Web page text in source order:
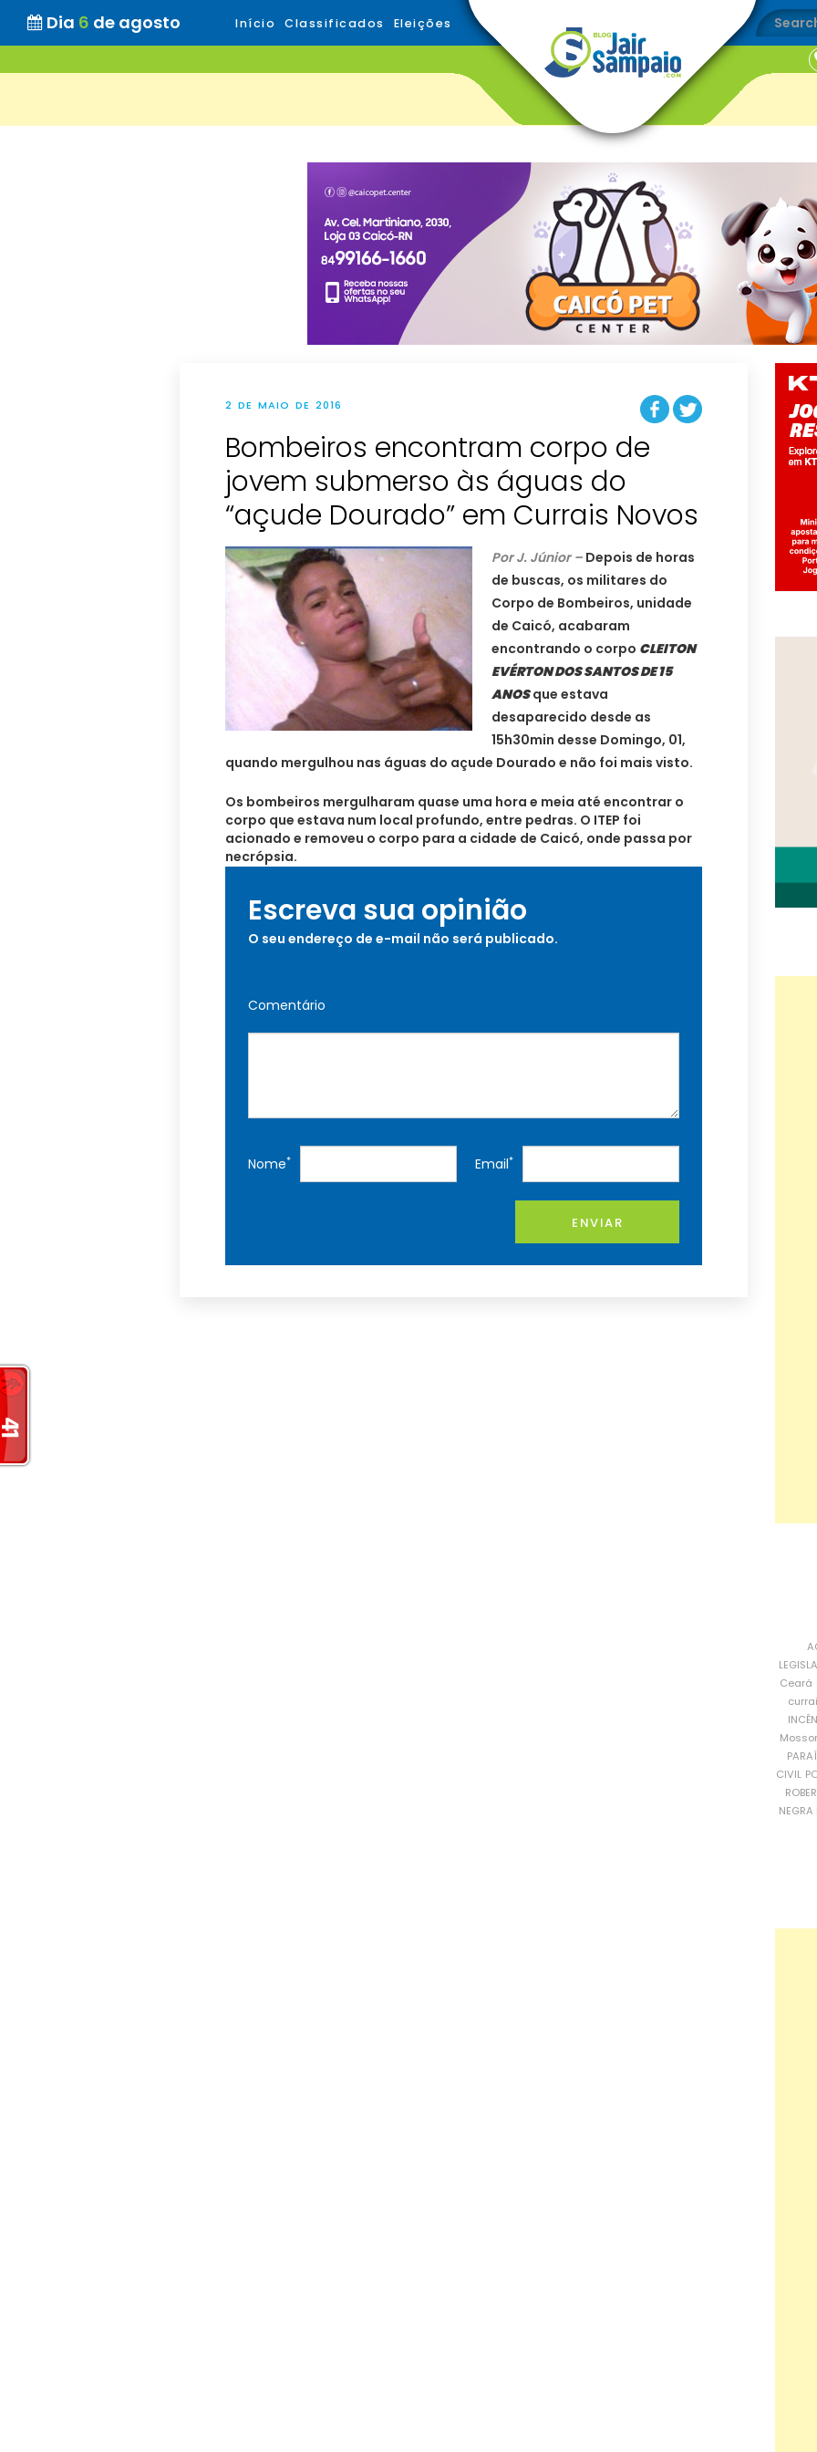
Dia 6 de agosto Início Classificados Eleições
2 DE MAIO DE 2016
Bombeiros encontram corpo de
jovem submerso às águas do
“açude Dourado” em Currais Novos
Por J. Júnior – Depois de horas
de buscas, os militares do
Corpo de Bombeiros, unidade
de Caicó, acabaram
encontrando o corpo CLEITON
EVÉRTON DOS SANTOS DE 15
ANOSque estava
desaparecido desde as
15h30min desse Domingo, 01,
quando mergulhou nas águas do açude Dourado e não foi mais visto.
Os bombeiros mergulharam quase uma hora e meia até encontrar o
corpo que estava num local profundo, entre pedras. O ITEP foi
acionado e removeu o corpo para a cidade de Caicó, onde passa por
necrópsia.
Escreva sua opinião
O seu endereço de e-mail não será publicado.
Comentário
Nome* Email*
ENVIAR
Ceará
CIVIL
NEGRA